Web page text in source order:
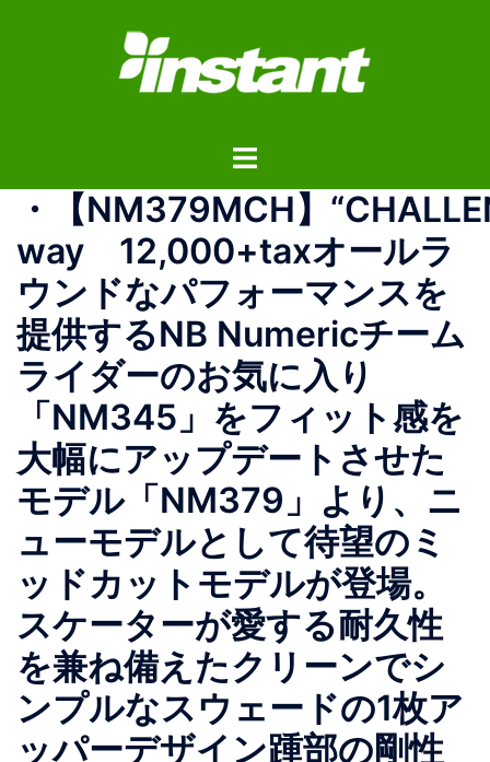
ス
ト
ル
ニ
ュ
ー
・ 【NM379MCH】
way 12,000+tax オールラ
ウンドなパフォーマンスを
提供するNB Numericチーム
ライダーのお気に入り
「NM345」をフィット感を
大幅にアップデートさせた
モデル「NM379」より、ニ
ューモデルとして待望のミ
ッドカットモデルが登場。
スケーターが愛する耐久性
を兼ね備えたクリーンでシ
ンプルなスウェードの1枚ア
ッパーデザイン踵部の剛性